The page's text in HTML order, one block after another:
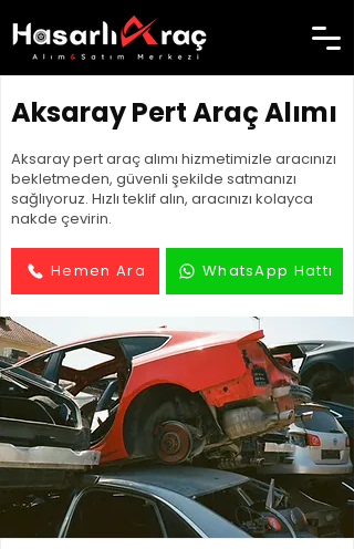
Aksaray Pert Araç Alımı
Aksaray pert araç alımı hizmetimizle aracınızı
bekletmeden, güvenli şekilde satmanızı
sağlıyoruz. Hızlı teklif alın, aracınızı kolayca
nakde çevirin.
Hemen Ara WhatsApp Hattı